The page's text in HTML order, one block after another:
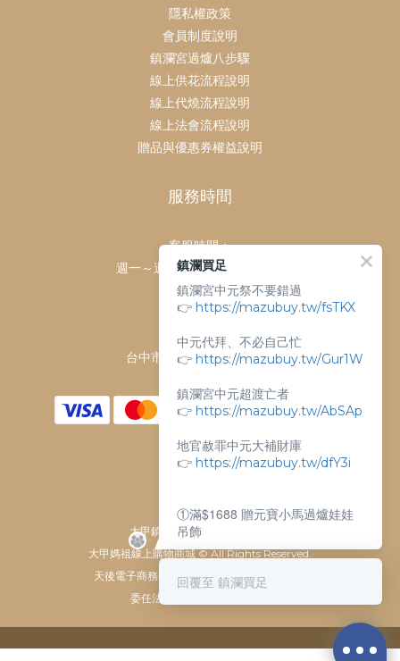
隱私權政策
會員制度說明
鎮瀾宮過爐八步驟
線上供花流程說明
線上代燒流程說明
線上法會流程說明
贈品與優惠券權益說明
服務時間
客服時間：
週一～週日 上午9點～下午6點
客服電話：
04-26763688
門市地址：
台中市大甲區順天路238號
大甲鎮瀾宮唯一指定 官方商城
大甲媽祖線上購物商城 © All Rights Reserved.
天後電子商務有限公司 / 統一編號 61929607
委任法律顧問：瀛睿律師事務
鎮瀾買足
鎮瀾宮中元祭不要錯過
👉 https://mazubuy.tw/fsTKX
中元代拜、不必自己忙
👉 https://mazubuy.tw/Gur1W
鎮瀾宮中元超渡亡者
👉 https://mazubuy.tw/AbSAp
地官赦罪中元大補財庫
👉 https://mazubuy.tw/dfY3i
①滿$1688 贈元寶小馬過爐娃娃
吊飾
給你滿滿的購物靈感
回覆至 鎮瀾買足